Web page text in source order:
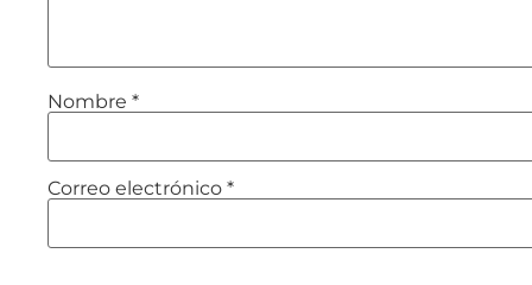
Nombre *
Correo electrónico *